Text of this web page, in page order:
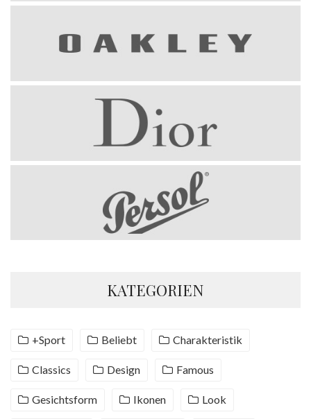
KATEGORIEN
+Sport Beliebt Charakteristik
Classics Design Famous
Gesichtsform Ikonen Look